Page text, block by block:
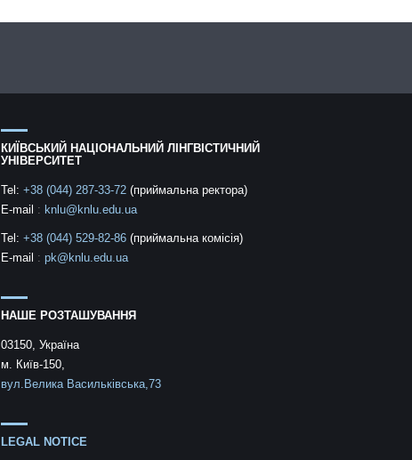
КИЇВСЬКИЙ НАЦІОНАЛЬНИЙ ЛІНГВІСТИЧНИЙ
УНІВЕРСИТЕТ
Tel: +38 (044) 287-33-72 (приймальна ректора)
E-mail : knlu@knlu.edu.ua
Tel: +38 (044) 529-82-86 (приймальна комісія)
E-mail : pk@knlu.edu.ua
НАШЕ РОЗТАШУВАННЯ
03150, Україна
м. Київ-150,
вул.Велика Васильківська,73
LEGAL NOTICE